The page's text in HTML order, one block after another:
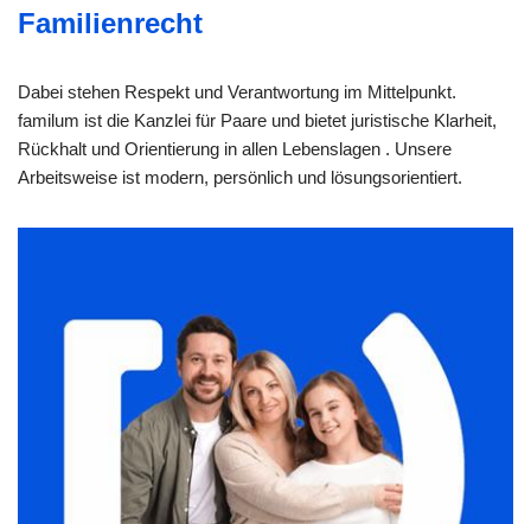
Familienrecht
Dabei stehen Respekt und Verantwortung im Mittelpunkt.
familum ist die Kanzlei für Paare und bietet juristische Klarheit,
Rückhalt und Orientierung in allen Lebenslagen . Unsere
Arbeitsweise ist modern, persönlich und lösungsorientiert.